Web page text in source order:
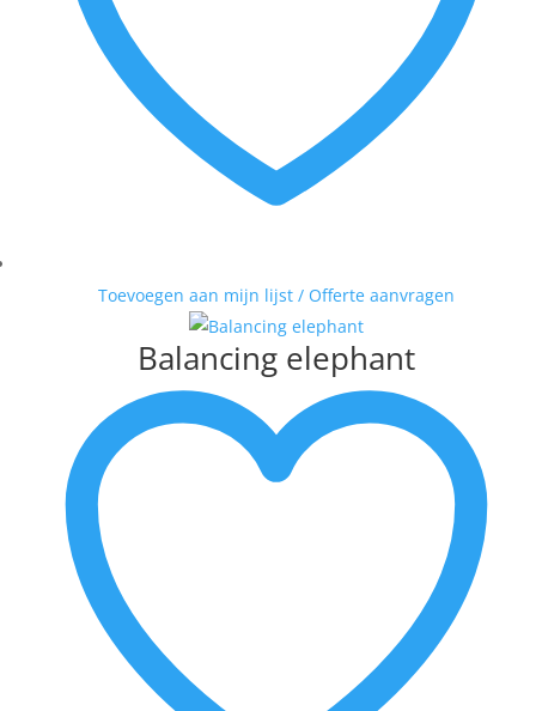
Toevoegen aan mijn lijst / Offerte aanvragen
Balancing elephant